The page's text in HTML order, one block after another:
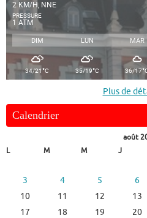
2 KM/H, NNE
PRESSURE
1 ATM
DIM LUN MAR
34/21°C 35/19°C 36/17°
Plus de
Calendrier
août
L
M M J
3
4 5 6
10
11 12 13
17
18 19 20